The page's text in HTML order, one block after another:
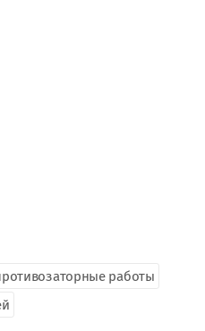
работы